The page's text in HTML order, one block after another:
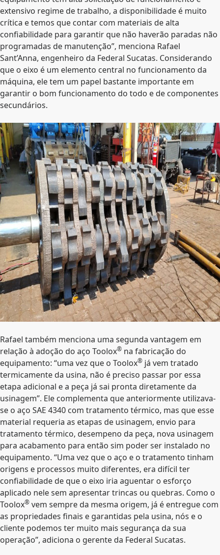
extensivo regime de trabalho, a disponibilidade é muito
crítica e temos que contar com materiais de alta
confiabilidade para garantir que não haverão paradas não
programadas de manutenção”, menciona Rafael
Sant’Anna, engenheiro da Federal Sucatas. Considerando
que o eixo é um elemento central no funcionamento da
máquina, ele tem um papel bastante importante em
garantir o bom funcionamento do todo e de componentes
secundários.
Rafael também menciona uma segunda vantagem em
relação à adoção do aço Toolox® na fabricação do
equipamento: “uma vez que o Toolox® já vem tratado
termicamente da usina, não é preciso passar por essa
etapa adicional e a peça já sai pronta diretamente da
usinagem”. Ele complementa que anteriormente utilizava-
se o aço SAE 4340 com tratamento térmico, mas que esse
material requeria as etapas de usinagem, envio para
tratamento térmico, desempeno da peça, nova usinagem
para acabamento para então sim poder ser instalado no
equipamento. “Uma vez que o aço e o tratamento tinham
origens e processos muito diferentes, era difícil ter
confiabilidade de que o eixo iria aguentar o esforço
aplicado nele sem apresentar trincas ou quebras. Como o
Toolox® vem sempre da mesma origem, já é entregue com
as propriedades finais e garantidas pela usina, nós e o
cliente podemos ter muito mais segurança da sua
operação”, adiciona o gerente da Federal Sucatas.